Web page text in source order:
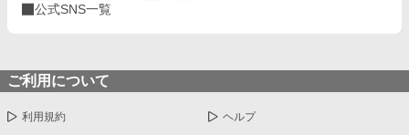
公式SNS一覧
ご利用について
利用規約 ヘルプ